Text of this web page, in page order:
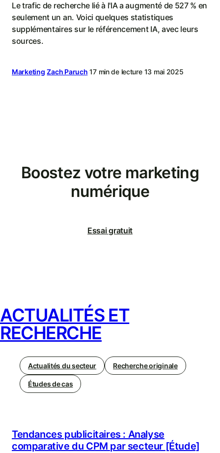
Le trafic de recherche lié à l'IA a augmenté de 527 % en
seulement un an. Voici quelques statistiques
supplémentaires sur le référencement IA, avec leurs
sources.
Marketing Zach Paruch 17 min de lecture 13 mai 2025
Boostez votre marketing
numérique
Essai gratuit
ACTUALITÉS ET
RECHERCHE
Actualités du secteur Recherche originale
Études de cas
Tendances publicitaires : Analyse
comparative du CPM par secteur [Étude]